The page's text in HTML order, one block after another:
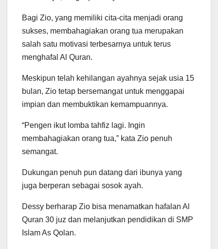
Bagi Zio, yang memiliki cita-cita menjadi orang
sukses, membahagiakan orang tua merupakan
salah satu motivasi terbesarnya untuk terus
menghafal Al Quran.
Meskipun telah kehilangan ayahnya sejak usia 15
bulan, Zio tetap bersemangat untuk menggapai
impian dan membuktikan kemampuannya.
“Pengen ikut lomba tahfiz lagi. Ingin
membahagiakan orang tua,” kata Zio penuh
semangat.
Dukungan penuh pun datang dari ibunya yang
juga berperan sebagai sosok ayah.
Dessy berharap Zio bisa menamatkan hafalan Al
Quran 30 juz dan melanjutkan pendidikan di SMP
Islam As Qolan.